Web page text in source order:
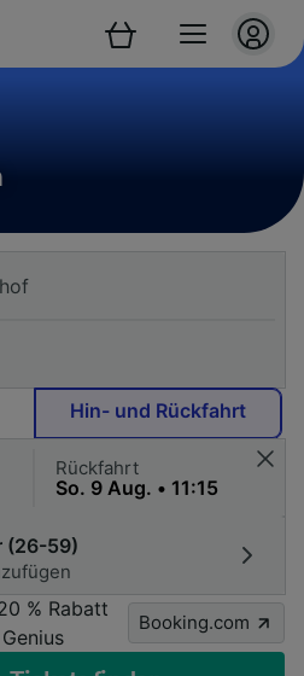
Hin- und Rückfahrt
Rückfahrt
(26-59)
% Rabatt
Booking.com